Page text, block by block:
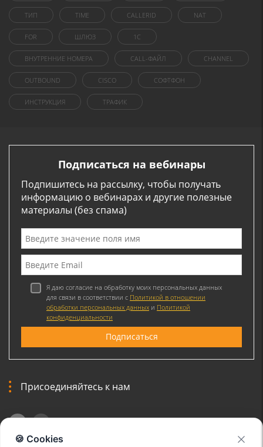
ТИП TIME CALLERID NAT
FOR ШЛЮЗ 1C
ВНУТРЕННИЕ НОМЕРА CALL-ФАЙЛ CHANNEL
OUTBOUND CISCO СОФТФОН
ИНСТРУКЦИЯ ТРАФИК
Подписаться на вебинары
Подпишитесь на рассылку, чтобы получать
информацию о вебинарах и другие полезные
материалы (без спама)
Я даю согласие на обработку моих персональных данных
для связи в соответствии с Политикой в отношении
обработки персональных данных и Политикой
конфиденциальности
Присоединяйтесь к нам
🍪 Cookies